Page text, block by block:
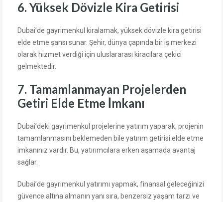
6. Yüksek Dövizle Kira Getirisi
Dubai’de gayrimenkul kiralamak, yüksek dövizle kira getirisi
elde etme şansı sunar. Şehir, dünya çapında bir iş merkezi
olarak hizmet verdiği için uluslararası kiracılara çekici
gelmektedir.
7. Tamamlanmayan Projelerden
Getiri Elde Etme İmkanı
Dubai’deki gayrimenkul projelerine yatırım yaparak, projenin
tamamlanmasını beklemeden bile yatırım getirisi elde etme
imkanınız vardır. Bu, yatırımcılara erken aşamada avantaj
sağlar.
Dubai’de gayrimenkul yatırımı yapmak, finansal geleceğinizi
güvence altına almanın yanı sıra, benzersiz yaşam tarzı ve